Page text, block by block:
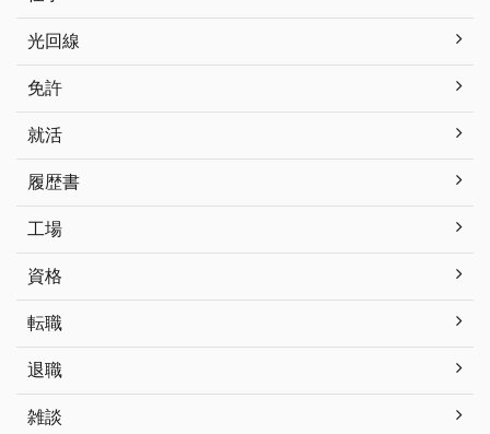
光回線
免許
就活
履歴書
工場
資格
転職
退職
雑談